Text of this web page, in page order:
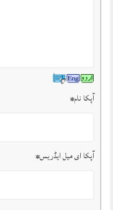
آپکا نام*
آپکا ای میل ایڈریس*